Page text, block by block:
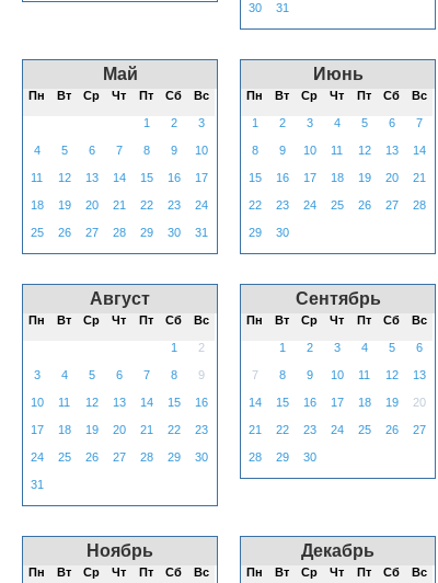
30 31
Май
Пн Вт Ср Чт Пт Сб Вс
1 2 3
4 5 6 7 8 9 10
11 12 13 14 15 16 17
18 19 20 21 22 23 24
25 26 27 28 29 30 31
Июнь
Пн Вт Ср Чт Пт Сб Вс
1 2 3 4 5 6 7
8 9 10 11 12 13 14
15 16 17 18 19 20 21
22 23 24 25 26 27 28
29 30
Август
Пн Вт Ср Чт Пт Сб Вс
1 2
3 4 5 6 7 8 9
10 11 12 13 14 15 16
17 18 19 20 21 22 23
24 25 26 27 28 29 30
31
Сентябрь
Пн Вт Ср Чт Пт Сб Вс
1 2 3 4 5 6
7 8 9 10 11 12 13
14 15 16 17 18 19 20
21 22 23 24 25 26 27
28 29 30
Ноябрь
Пн Вт Ср Чт Пт Сб Вс
Декабрь
Пн Вт Ср Чт Пт Сб Вс